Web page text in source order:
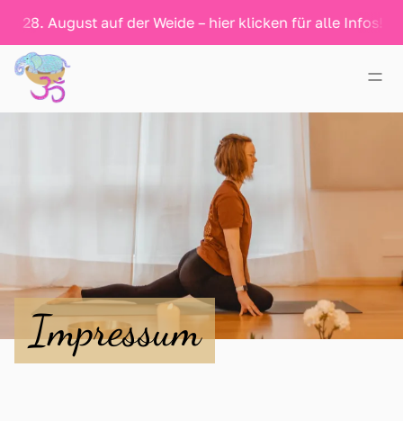
28. August auf der Weide – hier klicken für alle Infos!
Startseite
Yoga
Klang
Über mich
Impressum